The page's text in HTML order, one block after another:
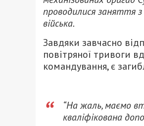
проводилися заняття
війська.
Завдяки завчасно
повітряної тривоги
командування, є
“На жаль, маємо
кваліфікована